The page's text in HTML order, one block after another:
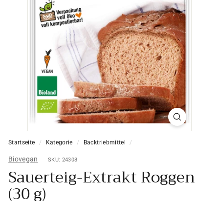
Startseite / Kategorie / Backtriebmittel /
Biovegan SKU: 24308
Sauerteig-Extrakt Roggen
(30 g)